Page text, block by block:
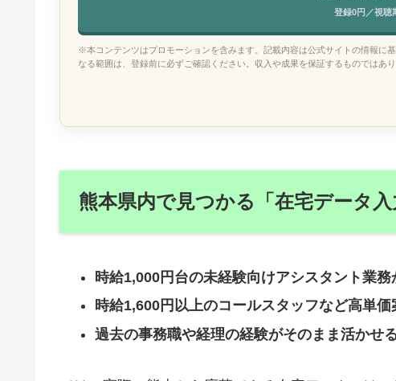
登録0円／視聴
※本コンテンツはプロモーションを含みます。記載内容は公式サイトの情報に
なる範囲は、登録前に必ずご確認ください。収入や成果を保証するものではあり
熊本県内で見つかる「在宅データ
時給1,000円台の未経験向けアシスタント業
時給1,600円以上のコールスタッフなど高単価
過去の事務職や経理の経験がそのまま活かせ